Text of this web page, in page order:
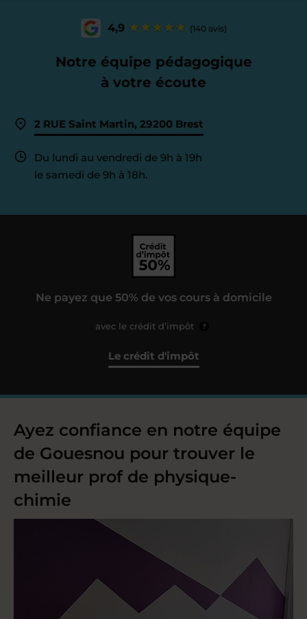
4,9 (140 avis)
Notre équipe pédagogique
à votre écoute
2 RUE Saint Martin, 29200 Brest
Du lundi au vendredi de 9h à 19h
le samedi de 9h à 18h.
Ne payez que 50% de vos cours à domicile
avec le crédit d’impôt ?
Le crédit d'impôt
Ayez confiance en notre équipe
de Gouesnou pour trouver le
meilleur prof de physique-
chimie